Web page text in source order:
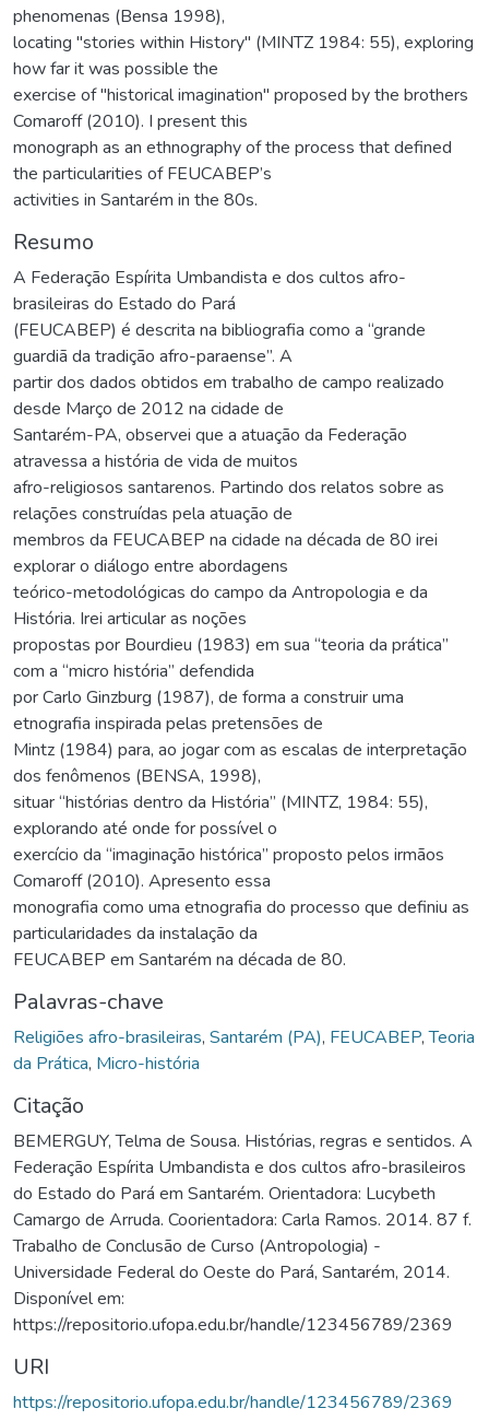
phenomenas (Bensa 1998),
locating "stories within History" (MINTZ 1984: 55), exploring
how far it was possible the
exercise of "historical imagination" proposed by the brothers
Comaroff (2010). I present this
monograph as an ethnography of the process that defined
the particularities of FEUCABEP’s
activities in Santarém in the 80s.
Resumo
A Federação Espírita Umbandista e dos cultos afro-
brasileiras do Estado do Pará
(FEUCABEP) é descrita na bibliografia como a “grande
guardiã da tradição afro-paraense”. A
partir dos dados obtidos em trabalho de campo realizado
desde Março de 2012 na cidade de
Santarém-PA, observei que a atuação da Federação
atravessa a história de vida de muitos
afro-religiosos santarenos. Partindo dos relatos sobre as
relações construídas pela atuação de
membros da FEUCABEP na cidade na década de 80 irei
explorar o diálogo entre abordagens
teórico-metodológicas do campo da Antropologia e da
História. Irei articular as noções
propostas por Bourdieu (1983) em sua “teoria da prática”
com a “micro história” defendida
por Carlo Ginzburg (1987), de forma a construir uma
etnografia inspirada pelas pretensões de
Mintz (1984) para, ao jogar com as escalas de interpretação
dos fenômenos (BENSA, 1998),
situar “histórias dentro da História” (MINTZ, 1984: 55),
explorando até onde for possível o
exercício da “imaginação histórica” proposto pelos irmãos
Comaroff (2010). Apresento essa
monografia como uma etnografia do processo que definiu as
particularidades da instalação da
FEUCABEP em Santarém na década de 80.
Palavras-chave
Religiões afro-brasileiras, Santarém (PA), FEUCABEP,Teoria
da Prática, Micro-história
Citação
BEMERGUY, Telma de Sousa. Histórias, regras e sentidos. A
Federação Espírita Umbandista e dos cultos afro-brasileiros
do Estado do Pará em Santarém. Orientadora: Lucybeth
Camargo de Arruda. Coorientadora: Carla Ramos. 2014. 87 f.
Trabalho de Conclusão de Curso (Antropologia) -
Universidade Federal do Oeste do Pará, Santarém, 2014.
Disponível em:
https://repositorio.ufopa.edu.br/handle/123456789/2369
URI
https://repositorio.ufopa.edu.br/handle/123456789/2369